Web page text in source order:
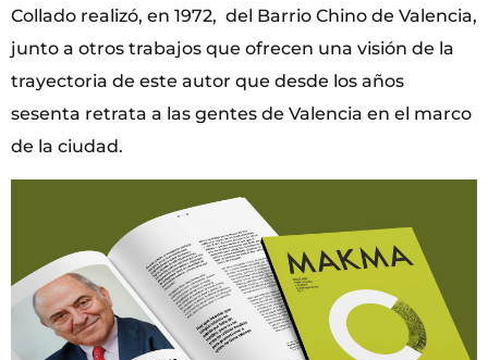
Collado realizó, en 1972, del Barrio Chino de Valencia,
junto a otros trabajos que ofrecen una visión de la
trayectoria de este autor que desde los años
sesenta retrata a las gentes de Valencia en el marco
de la ciudad.